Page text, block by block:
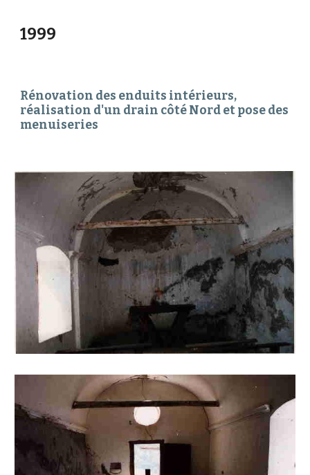
1999
Rénovation des enduits intérieurs,
réalisation d'un drain côté Nord et pose des
menuiseries